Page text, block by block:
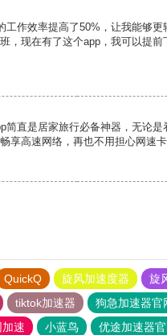
工作效率提高了50%，让我能够更
，现在有了这个app，我可以提
简直是居家旅行必备神器，无论
享高速网络，再也不用担心网速卡
QuickQ 旋风加速度器
旋
tiktok加速器
狗急加速器官
速
小蓝鸟 优途加速器